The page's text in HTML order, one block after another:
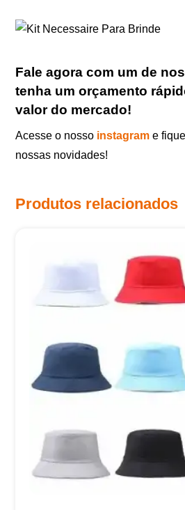
Fale agora com um de
tenha um orçamento
valor do mercado!
Acesse o nosso instagram e
nossas novidades!
Produtos relacionados